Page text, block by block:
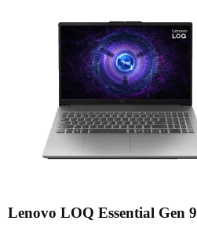
Lenovo LOQ Essential Gen 9